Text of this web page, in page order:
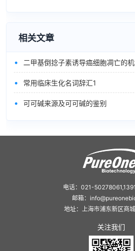
相关文章
• 二甲基倒捻子素诱导癌细胞凋亡的
• 常用临床生化名词辞汇1
• 可可碱来源及可可碱的鉴别
电话：021-
邮箱：
地址：上海市浦东新区商
关注我们